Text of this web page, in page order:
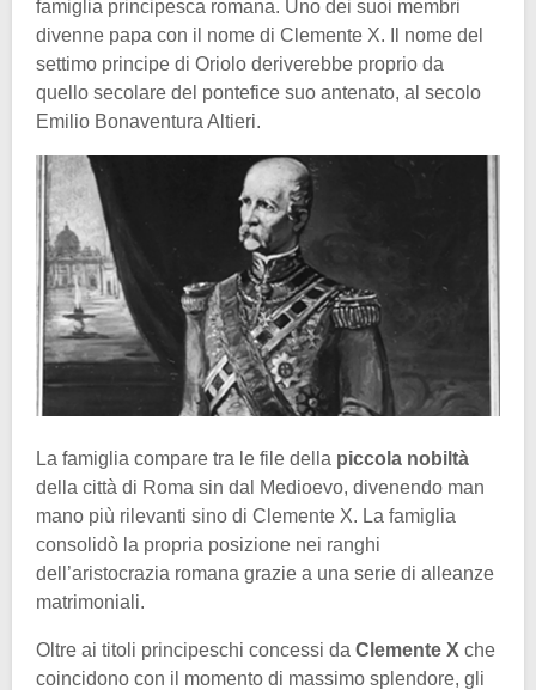
famiglia principesca romana. Uno dei suoi membri
divenne papa con il nome di Clemente X. Il nome del
settimo principe di Oriolo deriverebbe proprio da
quello secolare del pontefice suo antenato, al secolo
Emilio Bonaventura Altieri.
La famiglia compare tra le file della piccola nobiltà
della città di Roma sin dal Medioevo, divenendo man
mano più rilevanti sino di Clemente X. La famiglia
consolidò la propria posizione nei ranghi
dell’aristocrazia romana grazie a una serie di alleanze
matrimoniali.
Oltre ai titoli principeschi concessi da Clemente X che
coincidono con il momento di massimo splendore, gli